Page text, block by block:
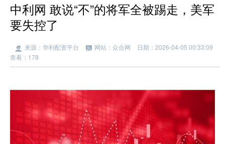
中利网 敢说“不”的将军全被踢走，美军
要失控了
来源：华利配资平台 网站：众合网
日期：2026-04-05 00:33:09
查看：178